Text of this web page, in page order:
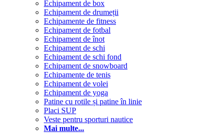
Echipament de box
Echipament de drumeții
Echipamente de fitness
Echipament de fotbal
Echipament de înot
Echipament de schi
Echipament de schi fond
Echipament de snowboard
Echipamente de tenis
Echipament de volei
Echipament de yoga
Patine cu rotile și patine în linie
Placi SUP
Veste pentru sporturi nautice
Mai multe...